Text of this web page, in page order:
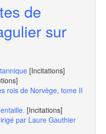
de
sur
[Incitations]
rois de Norvège, tome II
[Incitations]
par Laure Gauthier